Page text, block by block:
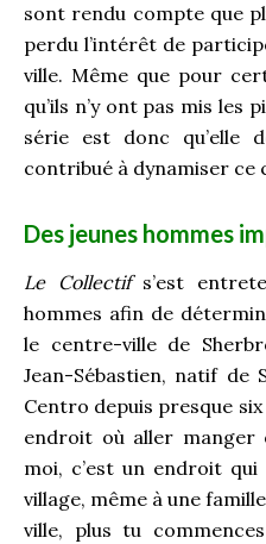
sont rendu compte que
perdu l’intérêt de
ville. Même que pour
qu’ils n’y ont pas mis les
série est donc qu’elle
contribué à dynamiser ce
Des jeunes hommes
Le Collectifs’est
hommes afin de
le centre-ville de
Jean-Sébastien, natif de
Centro depuis presque six
endroit où aller manger
moi, c’est un endroit
village, même à une
ville, plus tu